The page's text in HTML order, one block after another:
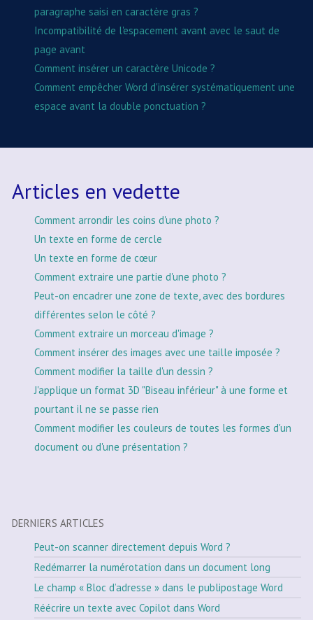
paragraphe saisi en caractère gras ?
Incompatibilité de l'espacement avant avec le saut de
page avant
Comment insérer un caractère Unicode ?
Comment empêcher Word d'insérer systématiquement une
espace avant la double ponctuation ?
Articles en vedette
Comment arrondir les coins d'une photo ?
Un texte en forme de cercle
Un texte en forme de cœur
Comment extraire une partie d'une photo ?
Peut-on encadrer une zone de texte, avec des bordures
différentes selon le côté ?
Comment extraire un morceau d'image ?
Comment insérer des images avec une taille imposée ?
Comment modifier la taille d'un dessin ?
J'applique un format 3D "Biseau inférieur" à une forme et
pourtant il ne se passe rien
Comment modifier les couleurs de toutes les formes d'un
document ou d'une présentation ?
DERNIERS ARTICLES
Peut-on scanner directement depuis Word ?
Redémarrer la numérotation dans un document long
Le champ « Bloc d’adresse » dans le publipostage Word
Réécrire un texte avec Copilot dans Word